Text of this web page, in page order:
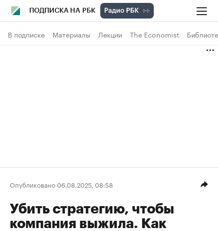
ПОДПИСКА НА РБК
В подписке Материалы Лекции The Economist
Опубликовано 06.08.2025, 08:58
Убить стратегию, чтобы
компания выжила. Как